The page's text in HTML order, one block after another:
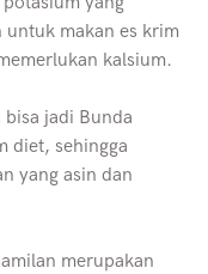
untuk makan es krim
kalsium.
bisa jadi Bunda
diet, sehingga
yang asin dan
merupakan